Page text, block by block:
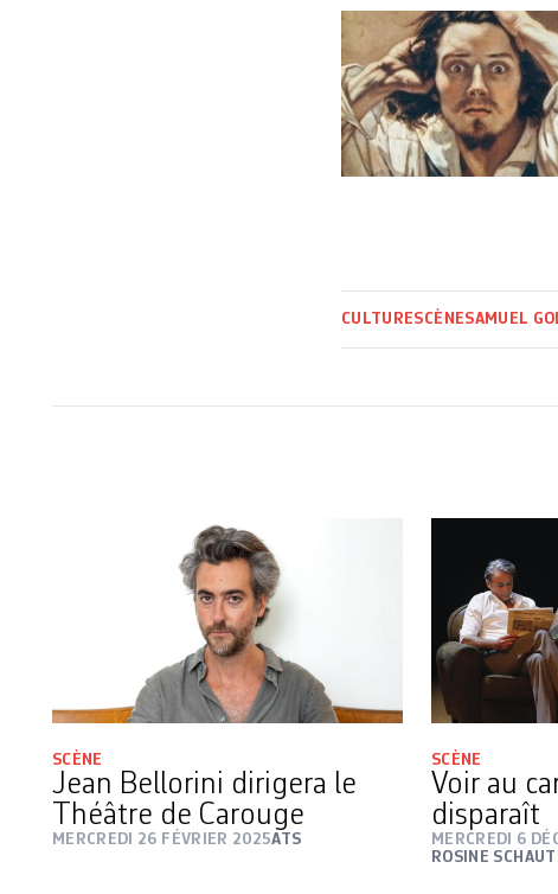
CULTURESCÈNESAMUEL
SCÈNE
Jean Bellorini dirigera le
Théâtre de Carouge
MERCREDI 26 FÉVRIER 2025ATS
SCÈNE
Voir au
disparaît
MERCREDI 6
ROSINE